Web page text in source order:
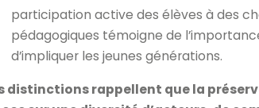
participation active des élèves à des
pédagogiques témoigne de
d’impliquer les jeunes générations.
distinctions rappellent que la